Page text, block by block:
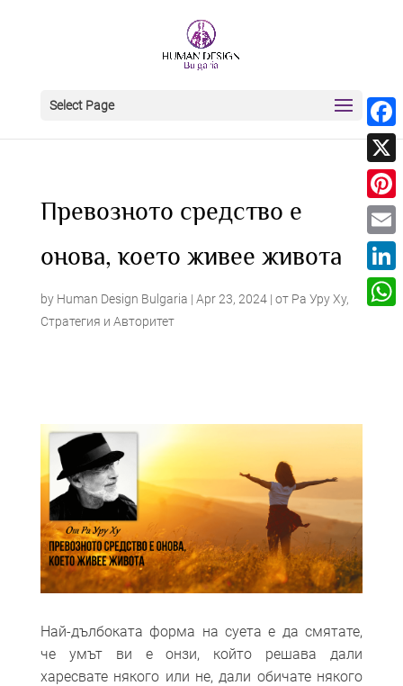
Select Page
Превозното средство е
онова, което живее живота
by Human Design Bulgaria | Apr 23, 2024| от Ра Уру Ху,
Стратегия и Авторитет
Най-дълбоката форма на суета е да смятате,
че умът ви е онзи, който решава дали
харесвате някого или не, дали обичате някого
X
Email